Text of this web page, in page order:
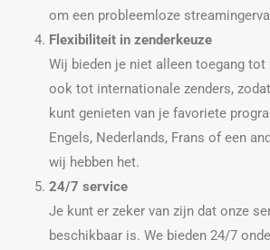
om een probleemloze
Flexibiliteit in zenderkeuze
Wij bieden je niet alleen toegang
ook tot internationale zenders,
kunt genieten van je favoriete
Engels, Nederlands, Frans of een
wij hebben het.
24/7 service
Je kunt er zeker van zijn dat onze
beschikbaar is. We bieden 24/7